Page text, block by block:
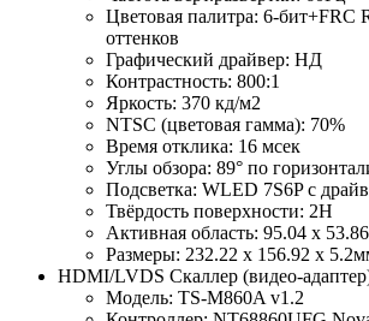
Цветовая палитра: 6-бит+FRC
оттенков
Графический драйвер: НД
Контрастность: 800:1
Яркость: 370 кд/м2
NTSC (цветовая гамма): 70%
Время отклика: 16 мсек
Углы обзора: 89° по
Подсветка: WLED 7S6P с
Твёрдость поверхности: 2H
Активная область: 95.04 х
Размеры: 232.22 х 156.92 х
HDMI/LVDS Скаллер (видео-
Модель: TS-M860A v1.2